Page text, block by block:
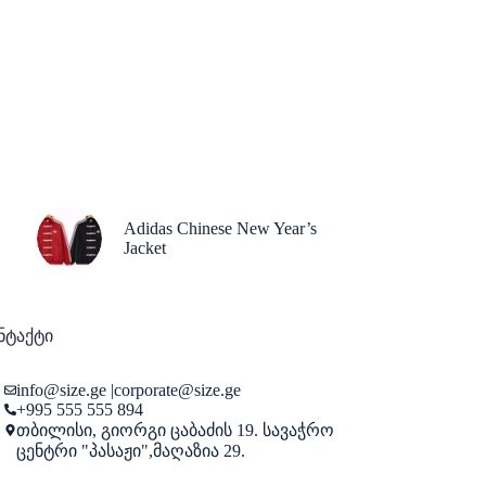
Adidas Chinese New Year’s
Jacket
info@size.ge |corporate@size.ge
+995 555 555 894
თბილისი, გიორგი ცაბაძის 19. სავაჭრო
ცენტრი "პასაჟი",მაღაზია 29.